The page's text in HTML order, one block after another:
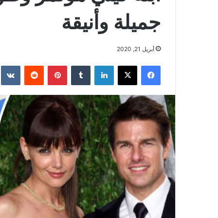
جميلة وأنيقة
أبريل 21, 2020
فيسبوك ‫X لينكدإن بينتيريست